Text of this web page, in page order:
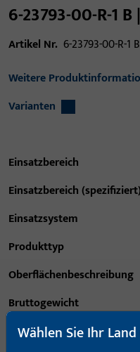
6-23793-00-R-1
Artikel Nr. 6-23793-00-R-1 B
Weitere
Varianten
Einsatzbereich
Einsatzbereich (spezifiziert)
Einsatzsystem
Produkttyp
Oberflächenbeschreibung
Bruttogewicht
Verpackungseinheit
Wählen Sie Ihr